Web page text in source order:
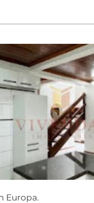
Europa.